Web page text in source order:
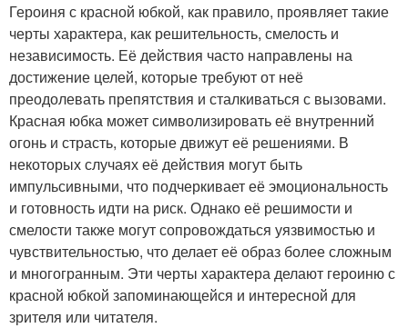
Героиня с красной юбкой, как правило, проявляет такие
черты характера, как решительность, смелость и
независимость. Её действия часто направлены на
достижение целей, которые требуют от неё
преодолевать препятствия и сталкиваться с вызовами.
Красная юбка может символизировать её внутренний
огонь и страсть, которые движут её решениями. В
некоторых случаях её действия могут быть
импульсивными, что подчеркивает её эмоциональность
и готовность идти на риск. Однако её решимости и
смелости также могут сопровождаться уязвимостью и
чувствительностью, что делает её образ более сложным
и многогранным. Эти черты характера делают героиню с
красной юбкой запоминающейся и интересной для
зрителя или читателя.